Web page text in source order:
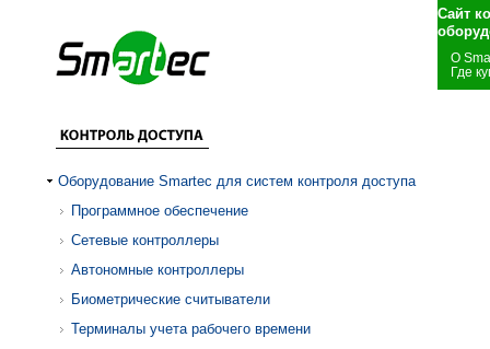
Сайт
О
Где
Оборудование Smartec для систем контроля доступа
Программное обеспечение
Сетевые контроллеры
Автономные контроллеры
Биометрические считыватели
Терминалы учета рабочего времени